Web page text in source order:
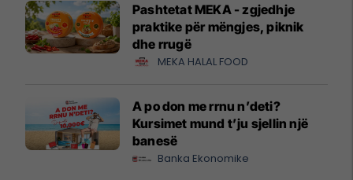
Pashtetat MEKA - zgjedhje
praktike për mëngjes, piknik
dhe rrugë
MEKA HALAL FOOD
A po don me rrnu n’deti?
Kursimet mund t’ju sjellin një
banesë
Banka Ekonomike